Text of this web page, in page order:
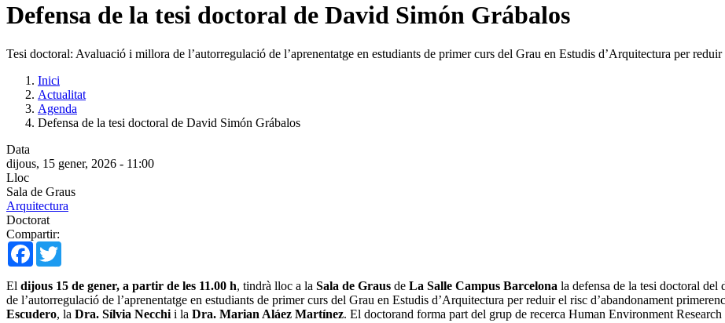
Defensa de la tesi doctoral de David Simón Grábalos
Tesi doctoral: Avaluació i millora de l’autorregulació de l’aprenentatge en estudiants de primer curs del Grau en Estudis d’Arquitectura per
Inici
Actualitat
Agenda
Defensa de la tesi doctoral de David Simón Grábalos
Data
dijous, 15 gener, 2026 - 11:00
Lloc
Sala de Graus
Arquitectura
Doctorat
Compartir:
Facebook
El dijous 15 de gener, a partir de les 11.00 h, tindrà lloc a la Sala de Graus de La Salle Campus Barcelona la defensa de la tesi doctoral del
de l’autorregulació de l’aprenentatge en estudiants de primer curs del Grau en Estudis d’Arquitectura per reduir el risc d’abandonament
Escudero, la Dra. Sílvia Necchi i la Dra. Marian Aláez Martínez. El doctorand forma part del grup de recerca Human Environment